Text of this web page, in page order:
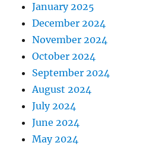
January 2025
December 2024
November 2024
October 2024
September 2024
August 2024
July 2024
June 2024
May 2024